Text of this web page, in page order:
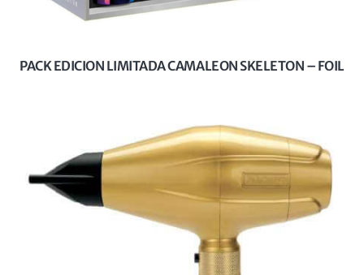
PACK EDICION LIMITADA CAMALEON SKELETON – FOIL